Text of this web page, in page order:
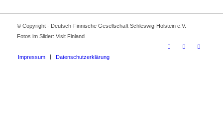
© Copyright - Deutsch-Finnische Gesellschaft Schleswig-Holstein e.V.
Fotos im Slider: Visit Finland
Impressum Datenschutzerklärung